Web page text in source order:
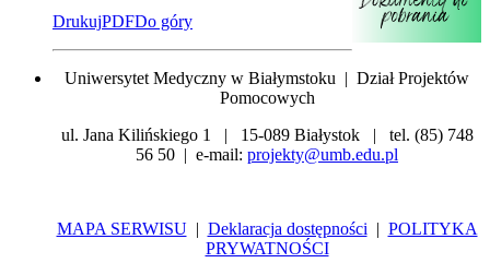
DrukujPDFDo góry
Uniwersytet Medyczny w Białymstoku | Dział Projektów
Pomocowych
ul. Jana Kilińskiego 1 | 15-089 Białystok | tel. (85) 748
56 50 | e-mail: projekty@umb.edu.pl
MAPA SERWISU| Deklaracja dostępności | POLITYKA
PRYWATNOŚCI